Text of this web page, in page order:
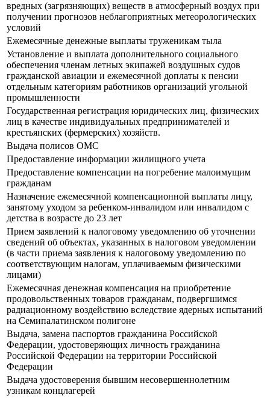
вредных (загрязняющих) веществ в атмосферный воздух при
получении прогнозов неблагоприятных метеорологических
условий
Ежемесячные денежные выплаты труженикам тыла
Установление и выплата дополнительного социального
обеспечения членам летных экипажей воздушных судов
гражданской авиации и ежемесячной доплаты к пенсии
отдельным категориям работников организаций угольной
промышленности
Государственная регистрация юридических лиц, физических
лиц в качестве индивидуальных предпринимателей и
крестьянских (фермерских) хозяйств.
Выдача полисов ОМС
Предоставление информации жилищного учета
Предоставление компенсации на погребение малоимущим
гражданам
Назначение ежемесячной компенсационной выплаты лицу,
занятому уходом за ребенком-инвалидом или инвалидом с
детства в возрасте до 23 лет
Прием заявлений к налоговому уведомлению об уточнении
сведений об объектах, указанных в налоговом уведомлении
(в части приема заявления к налоговому уведомлению по
соответствующим налогам, уплачиваемым физическими
лицами)
Ежемесячная денежная компенсация на приобретение
продовольственных товаров гражданам, подвергшимся
радиационному воздействию вследствие ядерных испытаний
на Семипалатинском полигоне
Выдача, замена паспортов гражданина Российской
Федерации, удостоверяющих личность гражданина
Российской Федерации на территории Российской
Федерации
Выдача удостоверения бывшим несовершеннолетним
узникам концлагерей